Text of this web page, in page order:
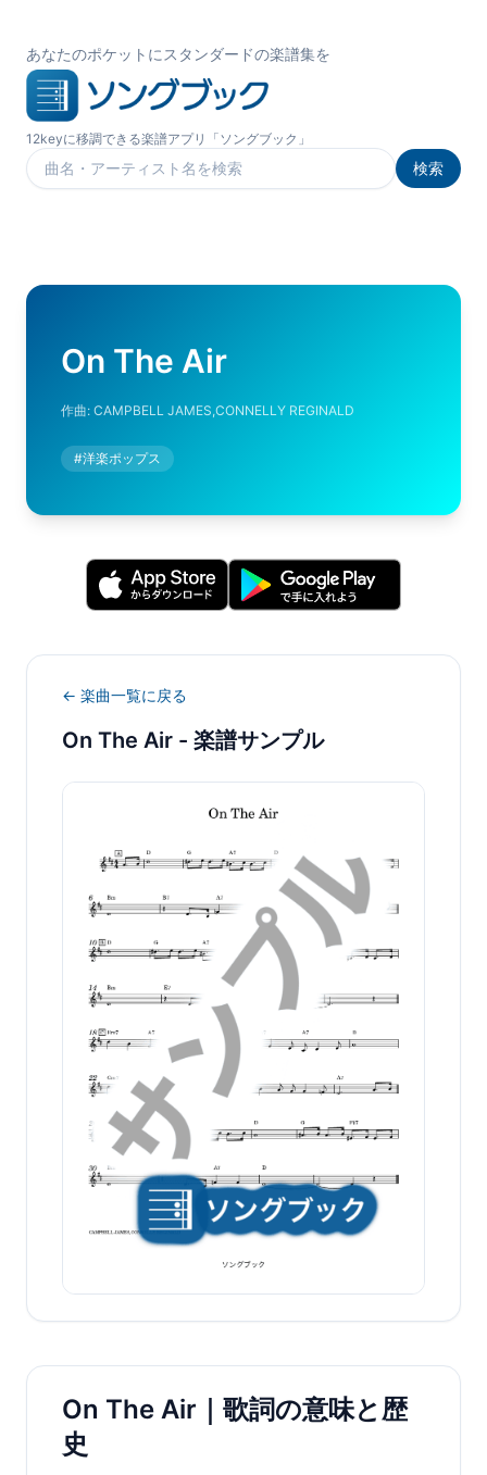
あなたのポケットにスタンダードの楽譜集を
12keyに移調できる楽譜アプリ「ソングブック」
楽曲を検索
検索
On The Air
作曲: CAMPBELL JAMES,CONNELLY REGINALD
#洋楽ポップス
← 楽曲一覧に戻る
On The Air - 楽譜サンプル
On The Air｜歌詞の意味と歴
史